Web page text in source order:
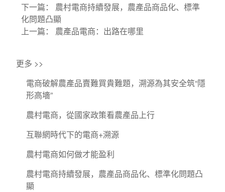
下一篇： 農村電商持續發展，農產品商品化、標準
化問題凸顯
上一篇： 農產品電商：出路在哪里
更多 >>
電商破解農產品賣難買貴難題，溯源為其安全筑“隱
形高墻”
農村電商，從國家政策看農產品上行
互聯網時代下的電商+溯源
農村電商如何做才能盈利
農村電商持續發展，農產品商品化、標準化問題凸
顯